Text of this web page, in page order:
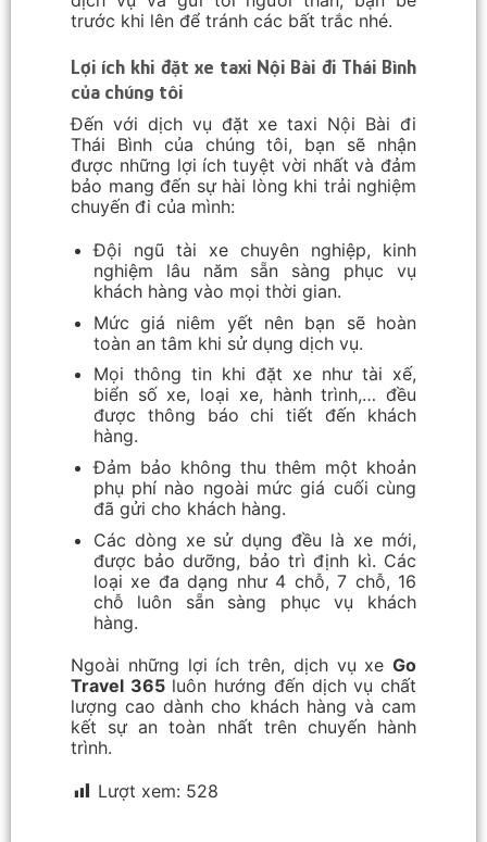
trước khi lên để tránh các bất trắc nhé.
Lợi ích khi đặt xe taxi Nội Bài đi Thái Bình
của chúng tôi
Đến với dịch vụ đặt xe taxi Nội Bài đi
Thái Bình của chúng tôi, bạn sẽ nhận
được những lợi ích tuyệt vời nhất và đảm
bảo mang đến sự hài lòng khi trải nghiệm
chuyến đi của mình:
Đội ngũ tài xe chuyên nghiệp, kinh
nghiệm lâu năm sẵn sàng phục vụ
khách hàng vào mọi thời gian.
Mức giá niêm yết nên bạn sẽ hoàn
toàn an tâm khi sử dụng dịch vụ.
Mọi thông tin khi đặt xe như tài xế,
biển số xe, loại xe, hành trình,… đều
được thông báo chi tiết đến khách
hàng.
Đảm bảo không thu thêm một khoản
phụ phí nào ngoài mức giá cuối cùng
đã gửi cho khách hàng.
Các dòng xe sử dụng đều là xe mới,
được bảo dưỡng, bảo trì định kì. Các
loại xe đa dạng như 4 chỗ, 7 chỗ, 16
chỗ luôn sẵn sàng phục vụ khách
hàng.
Ngoài những lợi ích trên, dịch vụ xe Go
Travel 365luôn hướng đến dịch vụ chất
lượng cao dành cho khách hàng và cam
kết sự an toàn nhất trên chuyến hành
trình.
Lượt xem: 528